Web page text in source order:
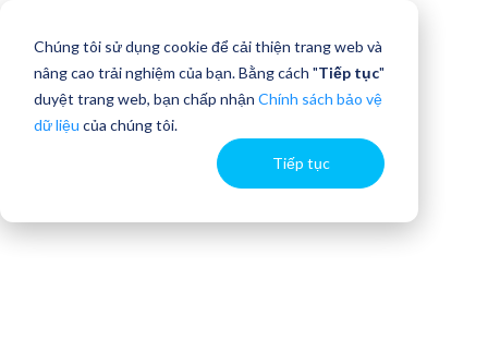
Chúng tôi sử dụng cookie để cải thiện trang web và
nâng cao trải nghiệm của bạn. Bằng cách "Tiếp tục"
duyệt trang web, bạn chấp nhận Chính sách bảo vệ
dữ liệu của chúng tôi.
Tiếp tục